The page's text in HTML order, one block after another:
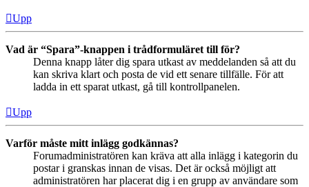
Upp
Vad är “Spara”-knappen i trådformuläret till för?
Denna knapp låter dig spara utkast av meddelanden så att du
kan skriva klart och posta de vid ett senare tillfälle. För att
ladda in ett sparat utkast, gå till kontrollpanelen.
Upp
Varför måste mitt inlägg godkännas?
Forumadministratören kan kräva att alla inlägg i kategorin du
postar i granskas innan de visas. Det är också möjligt att
administratören har placerat dig i en grupp av användare som